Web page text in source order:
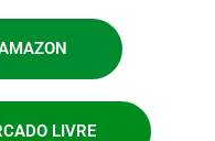
LIVRE